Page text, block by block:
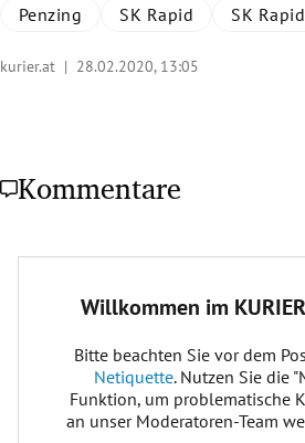
Penzing SK Rapid SK Rapid
kurier.at | 28.02.2020, 13:05
Kommentare